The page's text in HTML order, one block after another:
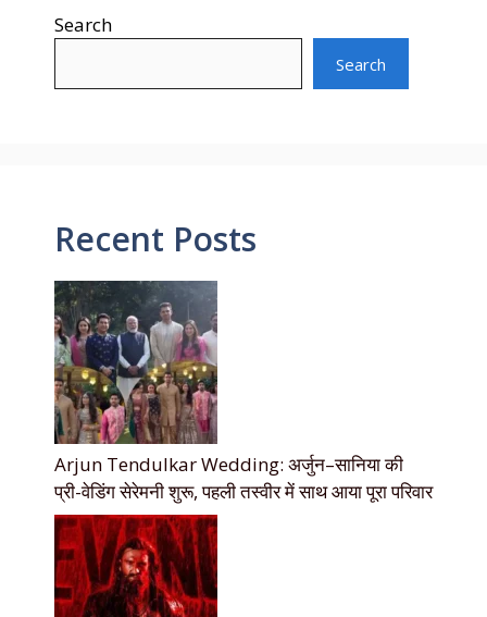
Search
Search
Recent Posts
Arjun Tendulkar Wedding: अर्जुन–सानिया की
प्री-वेडिंग सेरेमनी शुरू, पहली तस्वीर में साथ आया पूरा परिवार